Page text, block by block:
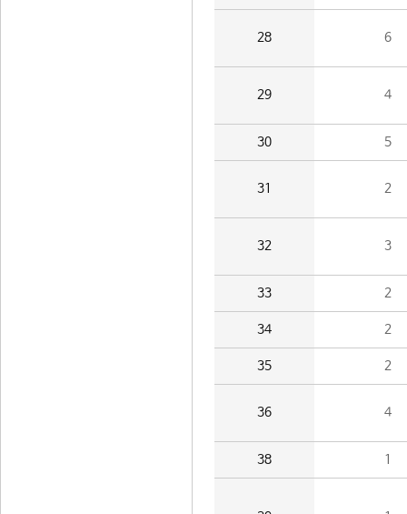
28 6
29 4
30 5
31 2
32 3
33 2
34 2
35 2
36 4
38 1